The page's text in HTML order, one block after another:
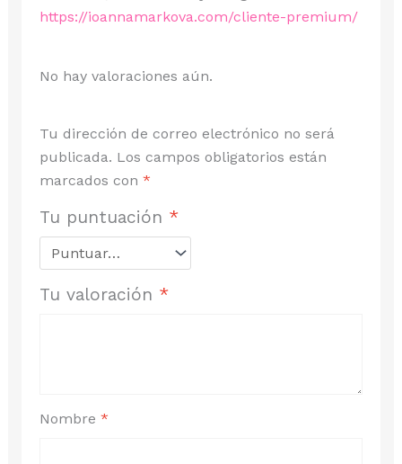
https://ioannamarkova.com/cliente-premium/
No hay valoraciones aún.
Tu dirección de correo electrónico no será
publicada. Los campos obligatorios están
marcados con *
Tu puntuación *
Tu valoración *
Nombre *